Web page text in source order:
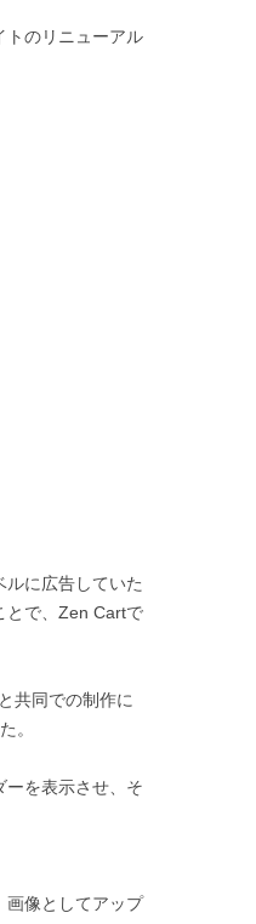
トのリニューアル
に広告していた
とで、Zen Cartで
共同での制作に
。
ーを表示させ、そ
画像としてアップ